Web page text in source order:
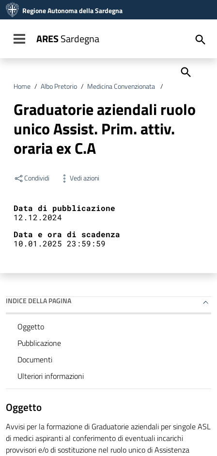
Vai al menu di navigazione
Vai al footer
Regione Autonoma della Sardegna
Toggle navigation
ARESSardegna
Home / Albo Pretorio / Medicina Convenzionata /
Graduatorie aziendali ruolo
unico Assist. Prim. attiv.
oraria ex C.A
Condividi Vedi azioni
Data di pubblicazione
12.12.2024
Data e ora di scadenza
10.01.2025 23:59:59
INDICE DELLA PAGINA
Oggetto
Pubblicazione
Documenti
Ulteriori informazioni
Oggetto
Avvisi per la formazione di Graduatorie aziendali per singole ASL
di medici aspiranti al conferimento di eventuali incarichi
provvisori e/o di sostituzione nel ruolo unico di Assistenza